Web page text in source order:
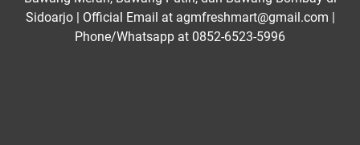
Sidoarjo | Official Email at agmfreshmart@gmail.com |
Phone/Whatsapp at 0852-6523-5996